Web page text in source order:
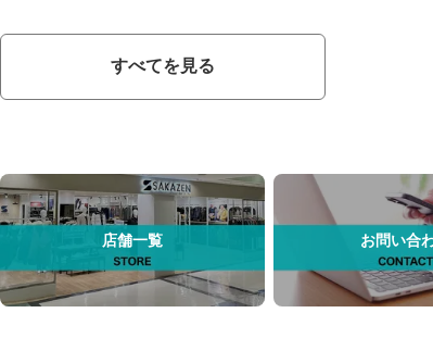
すべてを見る
店舗一覧 お問い合